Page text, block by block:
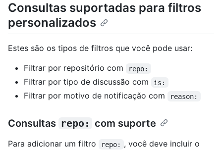
Consultas suportadas para filtros
personalizados
Estes são os tipos de filtros que você pode usar:
Filtrar por repositório com
repo:
Filtrar por tipo de discussão com is:
Filtrar por motivo de notificação com reason:
Consultas repo: com suporte
Para adicionar um filtro repo:
, você deve incluir o